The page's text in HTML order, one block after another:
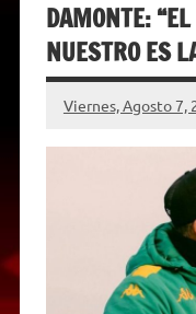
DAMONTE:
NUESTRO ES
Viernes, Agosto 7,